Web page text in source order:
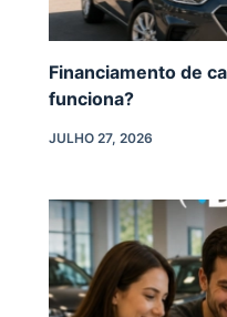
Financiamento de
funciona?
JULHO 27, 2026